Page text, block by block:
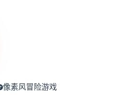
像素风冒险游戏